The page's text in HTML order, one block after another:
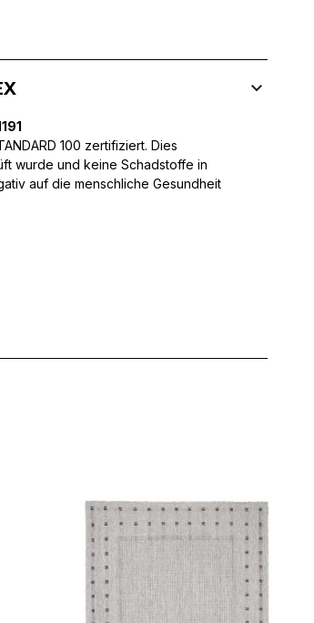
100 zertifiziert. Dies
wurde und keine Schadstoffe in
auf die menschliche Gesundheit
Inhalte und Anzeigen zu personalisieren, um
soziale Medien, Werbung und Analysen weiter.
die Sie ihnen bereitgestellt haben oder
um die grundlegenden Funktionen
sicheren Log-ins oder das Anpassen Ihrer
Daten.
verwendet, um Benutzer über Websites hinweg
Benutzer relevant und ansprechend sind